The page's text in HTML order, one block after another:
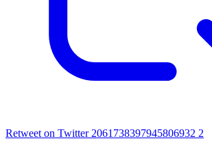
Retweet on Twitter 2061738397945806932 2